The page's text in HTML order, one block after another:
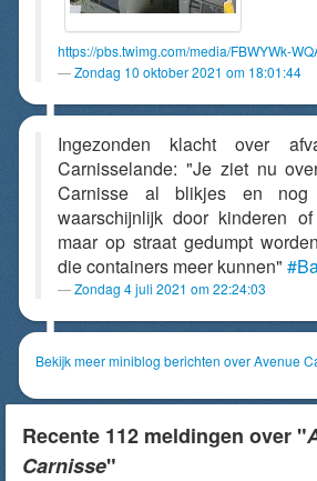
https://pbs.twimg.com/media/FBWYWk-
Zondag 10 oktober 2021 om 18:01:44
Ingezonden klacht over
Carnisselande: "Je ziet nu
Carnisse al blikjes en
waarschijnlijk door kinderen
maar op straat gedumpt
die containers meer kunnen"
Zondag 4 juli 2021 om 22:24:03
Bekijk meer miniblog berichten over Avenue
Recente 112 meldingen over "
Carnisse"